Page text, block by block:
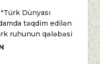
Dünyası
təqdim edilən
ruhunun qələbəsi